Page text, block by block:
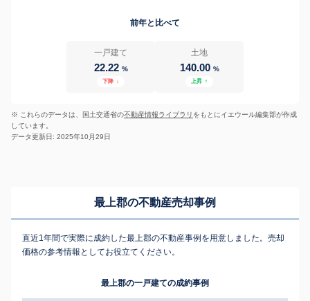
前年と比べて
一戸建て
22.22 %
下降 ↓
土地
140.00 %
上昇 ↑
※ これらのデータは、国土交通省の不動産情報ライブラリ をもとにイエウール編集部が作成
しています。
データ更新日: 2025年10月29日
最上郡の不動産売却事例
直近1年間で実際に成約した最上郡の不動産事例を用意しました。売却
価格の参考情報としてお役立てください。
最上郡の一戸建ての成約事例